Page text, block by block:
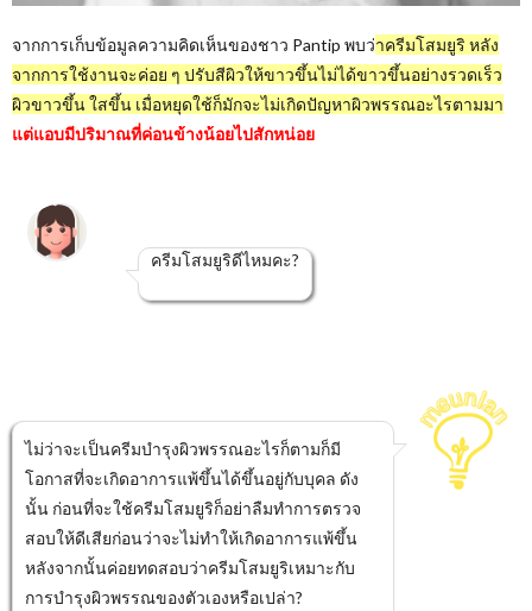
จากการเก็บข้อมูลความคิดเห็นของชาว Pantip พบว่าครีมโสมยูริ หลัง
จากการใช้งานจะค่อย ๆ ปรับสีผิวให้ขาวขึ้นไม่ได้ขาวขึ้นอย่างรวดเร็ว
ผิวขาวขึ้น ใสขึ้น เมื่อหยุดใช้ก็มักจะไม่เกิดปัญหาผิวพรรณอะไรตามมา
แต่แอบมีปริมาณที่ค่อนข้างน้อยไปสักหน่อย
ครีมโสมยูริดีไหมคะ?
ไม่ว่าจะเป็นครีมบำรุงผิวพรรณอะไรก็ตามก็มี
โอกาสที่จะเกิดอาการแพ้ขึ้นได้ขึ้นอยู่กับบุคล ดัง
นั้น ก่อนที่จะใช้ครีมโสมยูริก็อย่าลืมทำการตรวจ
สอบให้ดีเสียก่อนว่าจะไม่ทำให้เกิดอาการแพ้ขึ้น
หลังจากนั้นค่อยทดสอบว่าครีมโสมยูริเหมาะกับ
การบำรุงผิวพรรณของตัวเองหรือเปล่า?